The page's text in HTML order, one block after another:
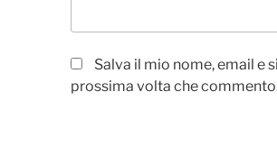
Salva il mio nome, email e
prossima volta che